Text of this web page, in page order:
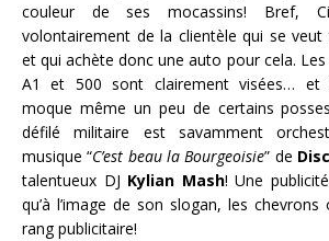
couleur de ses mocassins! Bref,
volontairement de la clientèle qui se
et qui achète donc une auto pour cela.
A1 et 500 sont clairement visées… et
moque même un peu de certains
défilé militaire est savamment
musique “C’est beau la Bourgeoisie” de
talentueux DJ Kylian Mash! Une
qu’à l’image de son slogan, les
rang publicitaire!